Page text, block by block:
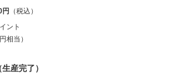
円 （税込）
ント
相当）
産完了）